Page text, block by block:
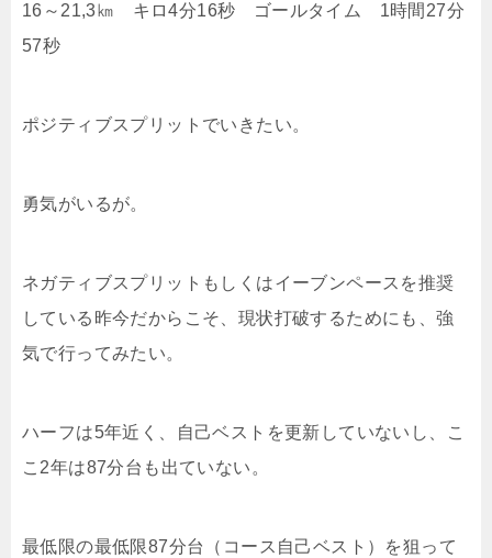
16～21,3㎞ キロ4分16秒 ゴールタイム 1時間27分
57秒
ポジティブスプリットでいきたい。
勇気がいるが。
ネガティブスプリットもしくはイーブンペースを推奨
している昨今だからこそ、現状打破するためにも、強
気で行ってみたい。
ハーフは5年近く、自己ベストを更新していないし、こ
こ2年は87分台も出ていない。
最低限の最低限87分台（コース自己ベスト）を狙って